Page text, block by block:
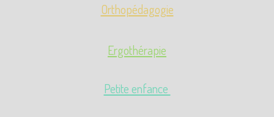
Orthopédagogie
Ergothérapie
Petite enfance